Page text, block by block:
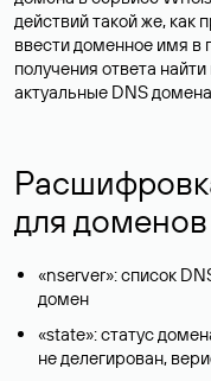
действий такой же, как
ввести доменное имя в
получения ответа
актуальные DNS
для
«nserver»: список
домен
«state»: статус
не делегирован,